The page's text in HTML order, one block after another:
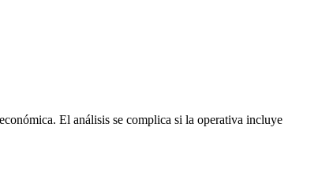
El análisis se complica si la operativa incluye